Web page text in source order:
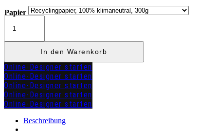
zuzügl.Versandkosten
Papier
Menükarte
Klapp
Menge
In den Warenkorb
Online-Designer starten
Online-Designer starten
Online-Designer starten
Online-Designer starten
Online-Designer starten
Beschreibung